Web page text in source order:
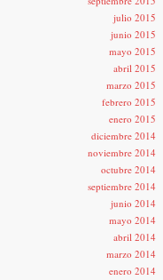
julio 2015
junio 2015
mayo 2015
abril 2015
marzo 2015
febrero 2015
enero 2015
diciembre 2014
noviembre 2014
octubre 2014
septiembre 2014
junio 2014
mayo 2014
abril 2014
marzo 2014
enero 2014